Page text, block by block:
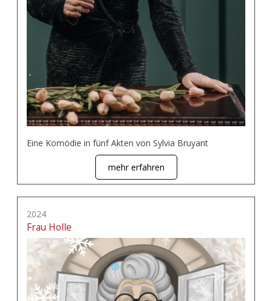
Eine Komödie in fünf Akten von Sylvia Bruyant
mehr erfahren
2024
Frau Holle